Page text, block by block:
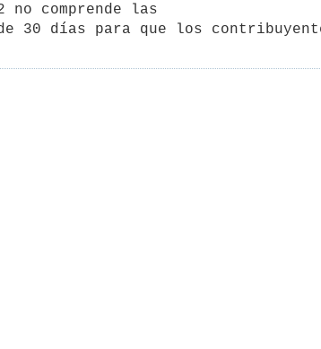
comprende las
30 días para que los